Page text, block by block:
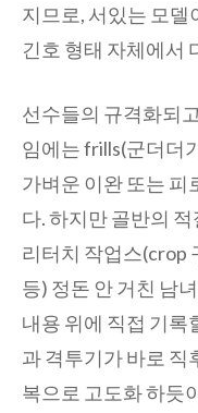
지므로, 서있는 모델
긴호 형태 자체에서
선수들의 규격화되
임에는 frills(군더더
가벼운 이완 또는 피
다. 하지만 골반의
리터치 작업스(crop
등) 정돈 안 거친 남
내용 위에 직접 기록
과 격투기가 바로 직
복으로 고도화 하듯